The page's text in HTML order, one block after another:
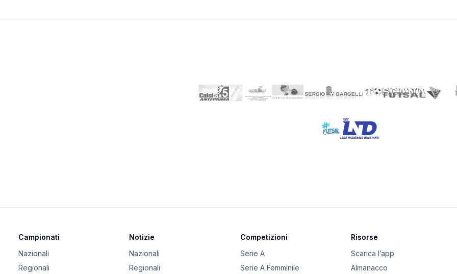
Campionati
Nazionali
Regionali
Notizie
Nazionali
Regionali
Competizioni
Serie A
Serie A Femminile
Risorse
Scarica l’app
Almanacco